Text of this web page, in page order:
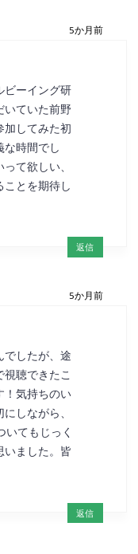
5か月前
ビーイング研
いていた前野
加してみた初
な時間でし
て欲しい、
ことを期待し
返信
5か月前
でしたが、途
聴できたこ
！気持ちのい
しながら、
いてもじっく
いました。皆
返信